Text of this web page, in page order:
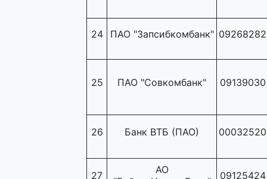
24 ПАО "Запсибкомбанк" 09268282
25 ПАО "Совкомбанк" 09139030
26 Банк ВТБ (ПАО) 00032520
27
АО
09125424